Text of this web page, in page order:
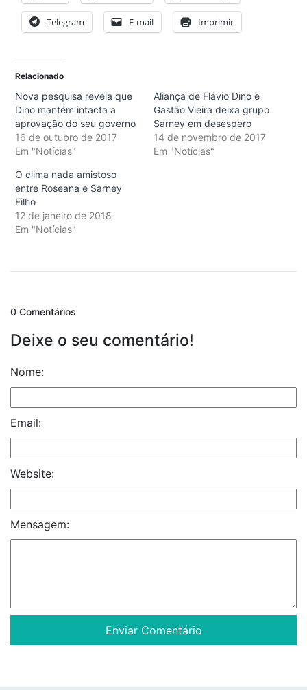
Telegram E-mail Imprimir
Relacionado
Nova pesquisa revela que
Dino mantém intacta a
aprovação do seu governo
16 de outubro de 2017
Em "Notícias"
Aliança de Flávio Dino e
Gastão Vieira deixa grupo
Sarney em desespero
14 de novembro de 2017
Em "Notícias"
O clima nada amistoso
entre Roseana e Sarney
Filho
12 de janeiro de 2018
Em "Notícias"
0 Comentários
Deixe o seu comentário!
Nome:
Email:
Website:
Mensagem: